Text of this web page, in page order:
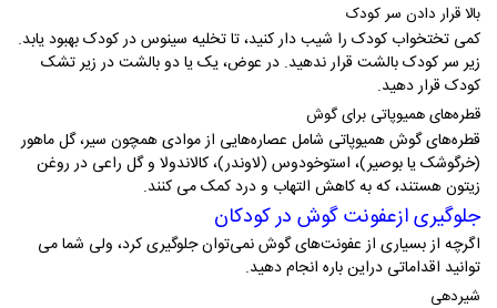
بالا قرار دادن سر کودک
کمی تختخواب کودک را شیب‌ دار کنید، تا تخلیه سینوس در کودک بهبود یابد.
زیر سر کودک بالشت قرار ندهید. در عوض، یک یا دو بالشت در زیر تشک
کودک قرار دهید.
قطره‌های همیوپاتی برای گوش
قطره‌های گوش همیوپاتی شامل عصاره‌هایی از موادی همچون سیر، گل ماهور
(خرگوشک یا بوصیر)، استوخودوس (لاوندر)، کالاندولا و گل راعی در روغن
زیتون هستند، که به کاهش التهاب و درد کمک می‌ کنند.
جلوگیری ازعفونت گوش در کودکان
اگرچه از بسیاری از عفونت‌های گوش نمی‌توان جلوگیری کرد، ولی شما می‌
توانید اقداماتی دراین‌ باره انجام دهید.
شیردهی